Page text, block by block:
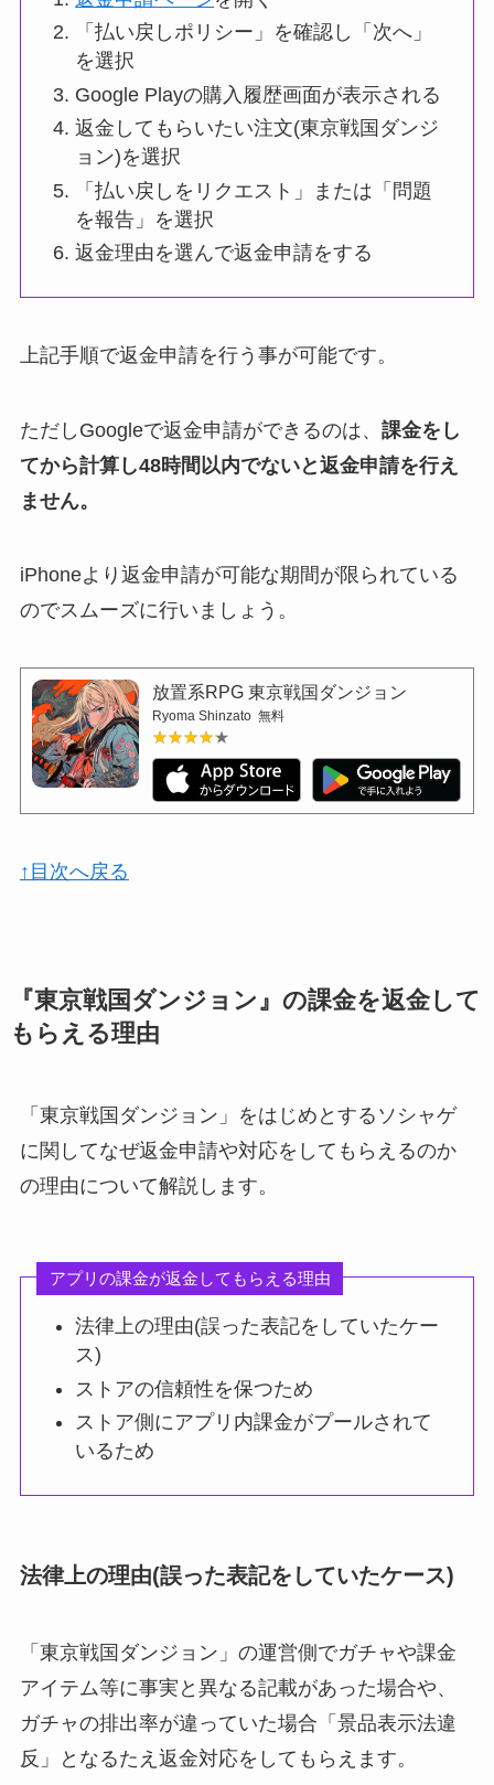
「払い戻しポリシー」を確認し「次へ」
を選択
Google Playの購入履歴画面が表示される
返金してもらいたい注文(東京戦国ダンジ
ョン)を選択
「払い戻しをリクエスト」または「問題
を報告」を選択
返金理由を選んで返金申請をする
上記手順で返金申請を行う事が可能です。
ただしGoogleで返金申請ができるのは、 課金をし
てから計算し48時間以内でないと返金申請を行え
ません。
iPhoneより返金申請が可能な期間が限られている
のでスムーズに行いましょう。
放置系RPG 東京戦国ダンジョン
Ryoma Shinzato 無料
★★★★★
★★★★★
↑目次へ戻る
『東京戦国ダンジョン』の課金を返金して
もらえる理由
「東京戦国ダンジョン」をはじめとするソシャゲ
に関してなぜ返金申請や対応をしてもらえるのか
の理由について解説します。
アプリの課金が返金してもらえる理由
法律上の理由(誤った表記をしていたケー
ス)
ストアの信頼性を保つため
ストア側にアプリ内課金がプールされて
いるため
法律上の理由(誤った表記をしていたケース)
「東京戦国ダンジョン」の運営側でガチャや課金
アイテム等に事実と異なる記載があった場合や、
ガチャの排出率が違っていた場合「景品表示法違
反」となるたえ返金対応をしてもらえます。